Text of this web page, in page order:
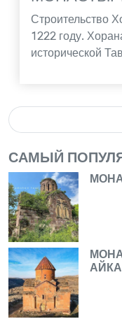
Строительство
1222 году.
исторической
САМЫЙ